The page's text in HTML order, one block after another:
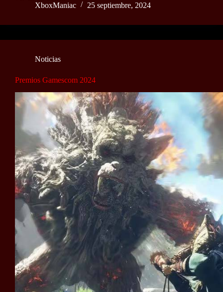
XboxManiac
25 septiembre, 2024
Noticias
Premios Gamescom 2024